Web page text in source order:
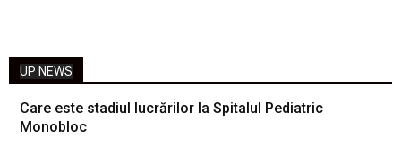
UP NEWS
Care este stadiul lucrărilor la Spitalul Pediatric
Monobloc